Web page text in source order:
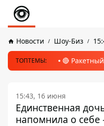
Новости Шоу-Биз
ТОПТЕМЫ: 🔴
15:43, 16 июня
Единственная
напомнила о себе